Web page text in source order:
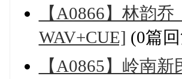
【A0866】林韵
WAV+CUE] (0篇
【A0865】岭南